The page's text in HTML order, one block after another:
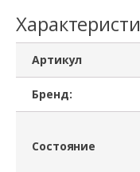
Артикул
Бренд:
Состояние